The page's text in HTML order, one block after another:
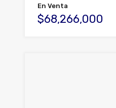
En Venta
$68,266,000